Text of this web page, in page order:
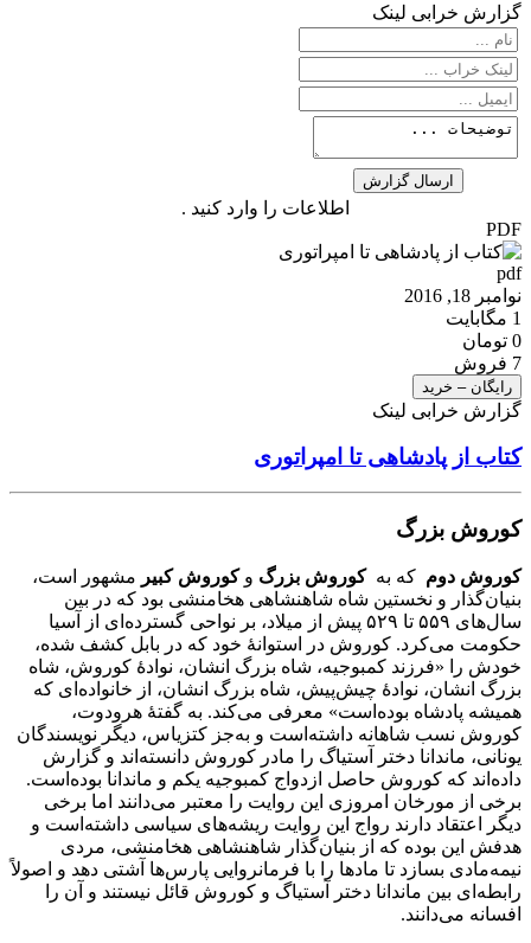
گزارش خرابی لینک
اطلاعات را وارد کنید .
PDF
pdf
نوامبر 18, 2016
1 مگابایت
0 تومان
7 فروش
رایگان – خرید
گزارش خرابی لینک
کتاب از پادشاهی تا امپراتوری
کوروش بزرگ
کوروش دوم که بهکوروش بزرگ وکوروش کبیر مشهور است،
بنیان‌گذار و نخستین شاه شاهنشاهی هخامنشی بود که در بین
سال‌های ۵۵۹ تا ۵۲۹ پیش از میلاد، بر نواحی گسترده‌ای از آسیا
حکومت می‌کرد. کوروش در استوانهٔ خود که در بابل کشف شده،
خودش را «فرزند کمبوجیه، شاه بزرگ انشان، نوادهٔ کوروش، شاه
بزرگ انشان، نوادهٔ چیش‌پیش، شاه بزرگ انشان، از خانواده‌ای که
همیشه پادشاه بوده‌است» معرفی می‌کند. به گفتهٔ هرودوت،
کوروش نسب شاهانه داشته‌است و به‌جز کتزیاس، دیگر نویسندگان
یونانی، ماندانا دختر آستیاگ را مادر کوروش دانسته‌اند و گزارش
داده‌اند که کوروش حاصل ازدواج کمبوجیه یکم و ماندانا بوده‌است.
برخی از مورخان امروزی این روایت را معتبر می‌دانند اما برخی
دیگر اعتقاد دارند رواج این روایت ریشه‌های سیاسی داشته‌است و
هدفش این بوده که از بنیان‌گذار شاهنشاهی هخامنشی، مردی
نیمه‌مادی بسازد تا مادها را با فرمانروایی پارس‌ها آشتی دهد و اصولاً
رابطه‌ای بین ماندانا دختر آستیاگ و کوروش قائل نیستند و آن را
افسانه می‌دانند.